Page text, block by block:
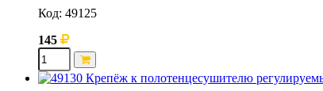
Код: 49125
145